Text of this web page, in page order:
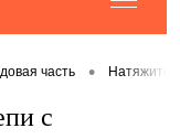
часть •
с